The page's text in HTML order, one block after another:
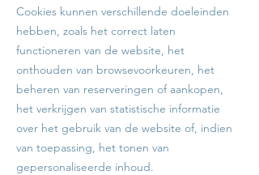
Cookies kunnen verschillende doeleinden
hebben, zoals het correct laten
functioneren van de website, het
onthouden van browsevoorkeuren, het
beheren van reserveringen of aankopen,
het verkrijgen van statistische informatie
over het gebruik van de website of, indien
van toepassing, het tonen van
gepersonaliseerde inhoud.